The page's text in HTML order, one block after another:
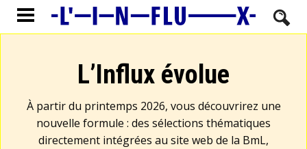
L’Influx évolue
À partir du printemps 2026, vous découvrirez une
nouvelle formule : des sélections thématiques
directement intégrées au site web de la BmL,